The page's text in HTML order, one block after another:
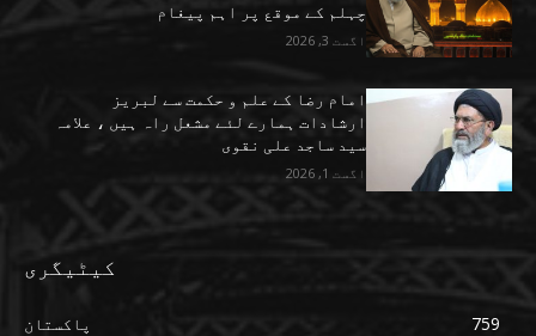
چہلم کے موقع پر اہم پیغام
اگست 3, 2026
امام رضا کے علم و حکمت سے لبریز
ارشادات ہمارے لئے مشعل راہ ہیں ، علامہ
سید ساجد علی نقوی
اگست 1, 2026
کیٹیگری
پاکستان
759